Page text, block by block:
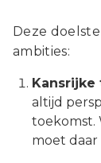
Deze
ambities:
Kansrijke
altijd
toekomst.
moet